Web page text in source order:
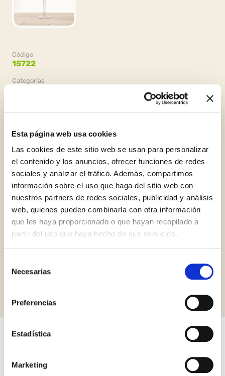
Esta página web usa cookies
Las cookies de este sitio web se usan para personalizar
el contenido y los anuncios, ofrecer funciones de redes
sociales y analizar el tráfico. Además, compartimos
información sobre el uso que haga del sitio web con
nuestros partners de redes sociales, publicidad y análisis
web, quienes pueden combinarla con otra información
que les haya proporcionado o que hayan recopilado a
partir del uso que haya hecho de sus servicios.
Necesarias
Preferencias
Estadística
Marketing
Código
15722
Categorías
Pastas clásicas
2 cubos x 3 kg
Gluten Free
interesarle